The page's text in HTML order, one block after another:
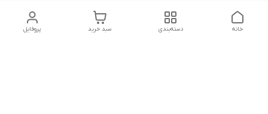
پروفایل سبد خرید دسته‌بندی خانه